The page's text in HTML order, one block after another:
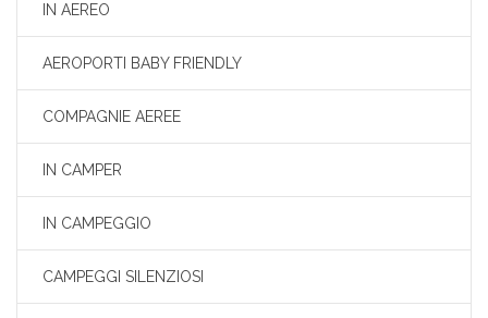
IN AEREO
AEROPORTI BABY FRIENDLY
COMPAGNIE AEREE
IN CAMPER
IN CAMPEGGIO
CAMPEGGI SILENZIOSI